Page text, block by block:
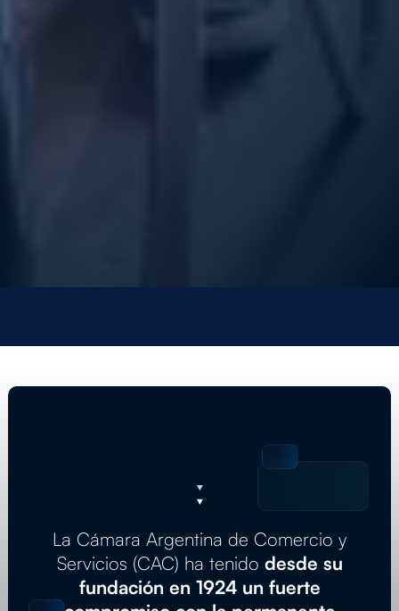
La Cámara Argentina de Comercio y
Servicios (CAC) ha tenido desde su
fundación en 1924 un fuerte